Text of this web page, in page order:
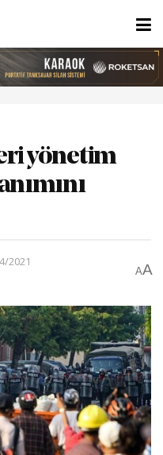
yönetim
2021
AA